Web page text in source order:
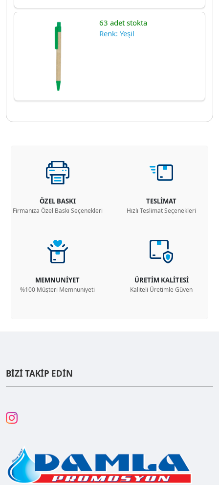
63 adet stokta
Renk: Yeşil
ÖZEL BASKI
Firmanıza Özel Baskı Seçenekleri
TESLİMAT
Hızlı Teslimat Seçenekleri
MEMNUNİYET
%100 Müşteri Memnuniyeti
ÜRETİM KALİTESİ
Kaliteli Üretimle Güven
BİZİ TAKİP EDİN